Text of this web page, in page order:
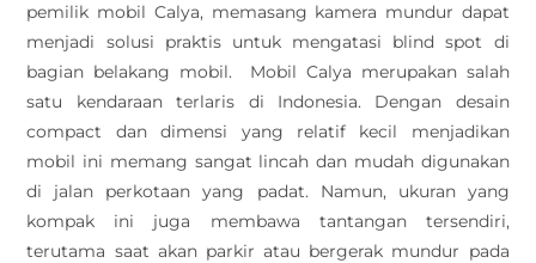
pemilik mobil Calya, memasang kamera mundur dapat
menjadi solusi praktis untuk mengatasi blind spot di
bagian belakang mobil. Mobil Calya merupakan salah
satu kendaraan terlaris di Indonesia. Dengan desain
compact dan dimensi yang relatif kecil menjadikan
mobil ini memang sangat lincah dan mudah digunakan
di jalan perkotaan yang padat. Namun, ukuran yang
kompak ini juga membawa tantangan tersendiri,
terutama saat akan parkir atau bergerak mundur pada